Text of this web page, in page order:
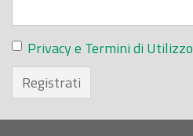
Privacy e Termini di Utilizzo
Registrati